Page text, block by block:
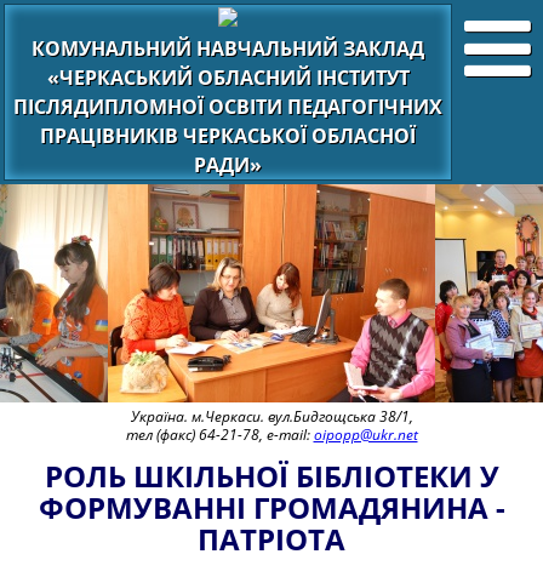
КОМУНАЛЬНИЙ НАВЧАЛЬНИЙ ЗАКЛАД
«ЧЕРКАСЬКИЙ ОБЛАСНИЙ ІНСТИТУТ
ПІСЛЯДИПЛОМНОЇ ОСВІТИ ПЕДАГОГІЧНИХ
ПРАЦІВНИКІВ ЧЕРКАСЬКОЇ ОБЛАСНОЇ
РАДИ»
Україна. м.Черкаси. вул.Бидгощська 38/1,
тел (факс) 64-21-78, e-mail:oipopp@ukr.net
РОЛЬ ШКІЛЬНОЇ БІБЛІОТЕКИ У
ФОРМУВАННІ ГРОМАДЯНИНА -
ПАТРІОТА